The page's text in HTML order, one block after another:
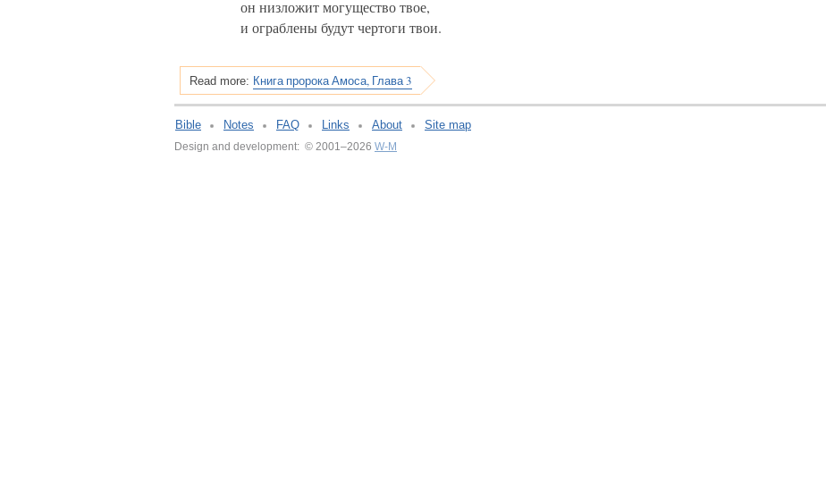
он низложит могущество твое,
и ограблены будут чертоги твои.
Read more: Книга пророка Амоса, Глава 3
Bible Notes FAQ Links About Site map
Design and development: © 2001–2026 W-M